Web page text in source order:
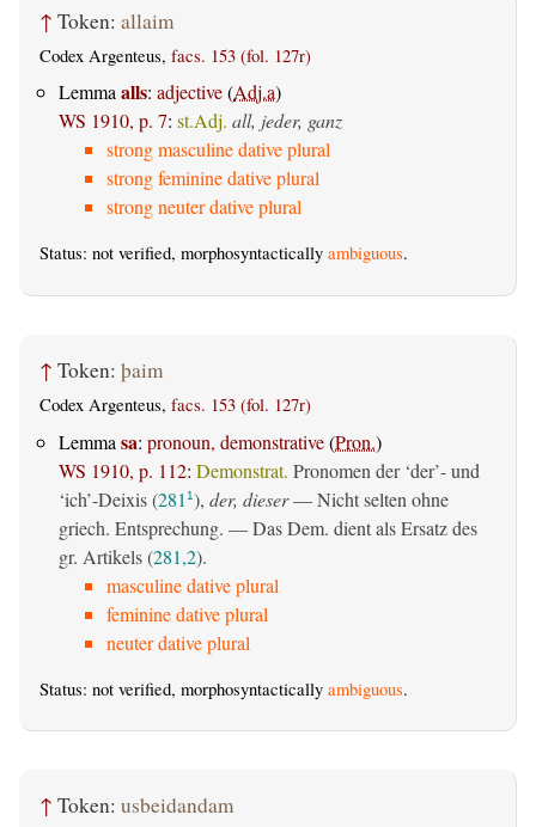
↑ Token: allaim
Codex Argenteus, facs. 153 (fol. 127r)
Lemmaalls: adjective(Adj.a)
WS 1910, p. 7: st.Adj. all, jeder, ganz
strong masculine dative plural
strong feminine dative plural
strong neuter dative plural
Status: not verified, morphosyntactically ambiguous.
↑ Token: þaim
Codex Argenteus, facs. 153 (fol. 127r)
Lemma sa: pronoun, demonstrative(Pron.)
WS 1910, p. 112: Demonstrat. Pronomen der ‘der’- und
‘ich’-Deixis (281 1), der, dieser— Nicht selten ohne
griech. Entsprechung. — Das Dem. dient als Ersatz des
gr. Artikels (281,2).
masculine dative plural
feminine dative plural
neuter dative plural
Status: not verified, morphosyntactically ambiguous.
↑ Token: usbeidandam